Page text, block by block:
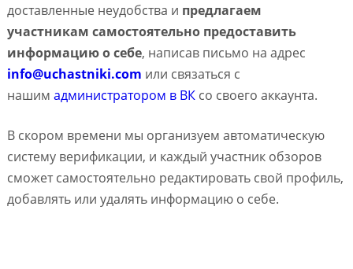
доставленные неудобства и предлагаем
участникам самостоятельно предоставить
информацию о себе, написав письмо на адрес
info@uchastniki.com или связаться с
нашим администратором в ВКсо своего аккаунта.
В скором времени мы организуем автоматическую
систему верификации, и каждый участник обзоров
сможет самостоятельно редактировать свой профиль,
добавлять или удалять информацию о себе.